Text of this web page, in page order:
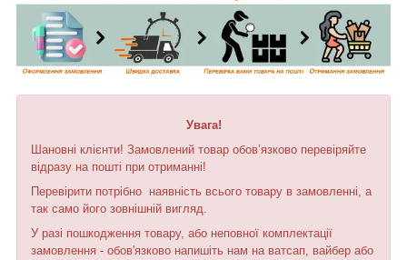
Увага!
Шановні клієнти! Замовлений товар обов’язково перевіряйте
відразу на пошті при отриманні!
Перевірити потрібно наявність всього товару в замовленні, а
так само його зовнішній вигляд.
У разі пошкодження товару, або неповної комплектації
замовлення - обов'язково напишіть нам на ватсап, вайбер або